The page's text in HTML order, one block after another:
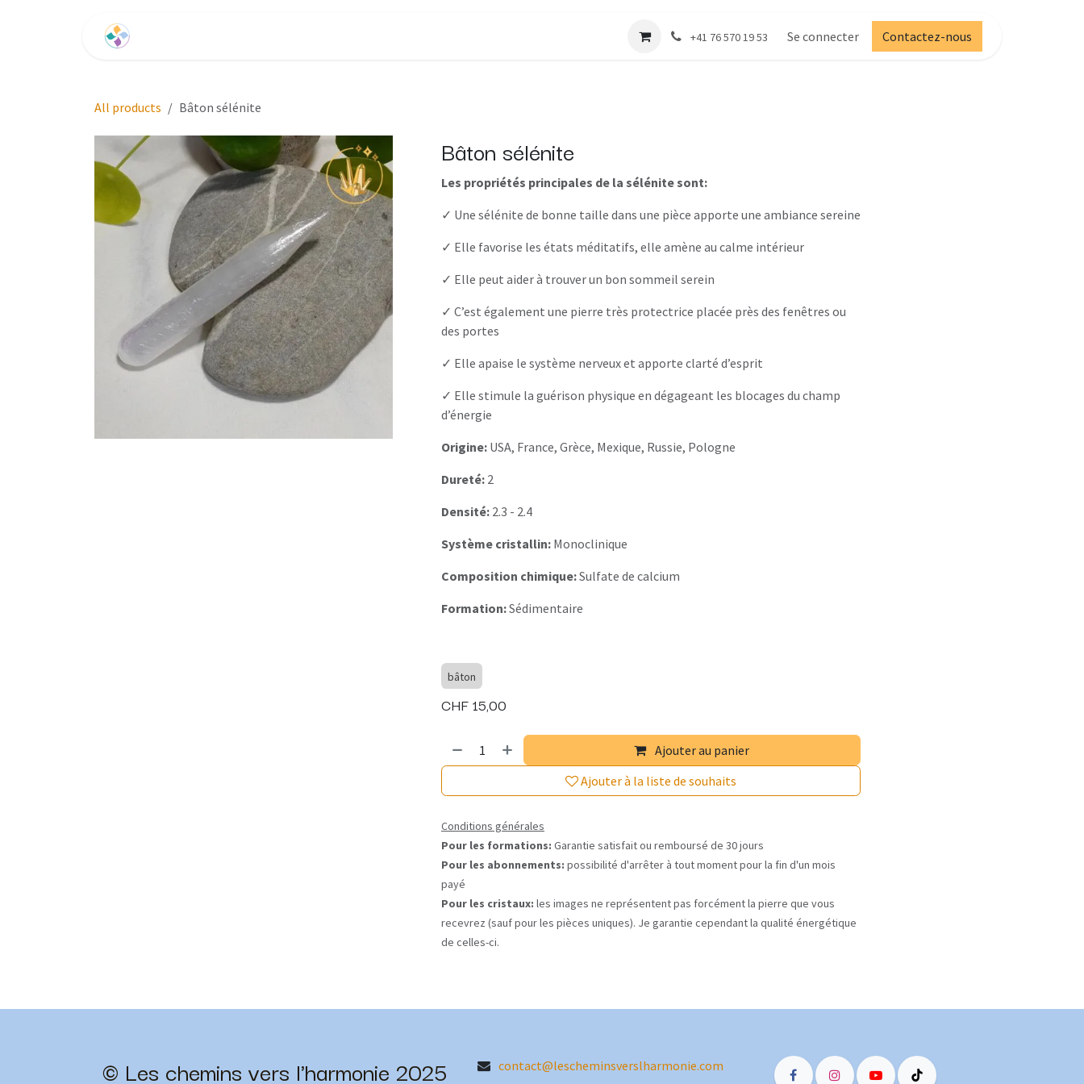
+41 76 570 19 53 Se connecter Contactez-nous
All products Bâton sélénite
Bâton sélénite
Les propriétés principales de la sélénite sont:
✓ Une sélénite de bonne taille dans une pièce apporte une ambiance sereine
✓ Elle favorise les états méditatifs, elle amène au calme intérieur
✓ Elle peut aider à trouver un bon sommeil serein
✓ C’est également une pierre très protectrice placée près des fenêtres ou
des portes
✓ Elle apaise le système nerveux et apporte clarté d’esprit
✓ Elle stimule la guérison physique en dégageant les blocages du champ
d’énergie
Origine:USA, France, Grèce, Mexique, Russie, Pologne
Dureté:2
Densité: 2.3 - 2.4
Système cristallin:Monoclinique
Composition chimique:Sulfate de calcium
Formation:Sédimentaire
bâton
CHF15,00
Ajouter au panier
Ajouter à la liste de souhaits
Conditions générales
Pour les formations: Garantie satisfait ou remboursé de 30 jours
Pour les abonnements: possibilité d'arrêter à tout moment pour la fin d'un mois
payé
Pour les cristaux: les images ne représentent pas forcément la pierre que vous
recevrez (sauf pour les pièces uniques). Je garantie cependant la qualité énergétique
de celles-ci.
© Les chemins vers l'harmonie 2025 contact@lescheminsverslharmonie.com